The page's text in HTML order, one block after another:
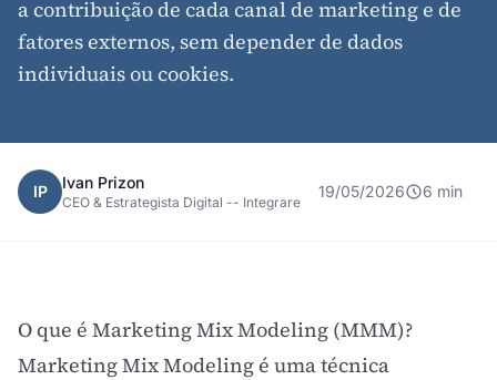
a contribuição de cada canal de marketing e de
fatores externos, sem depender de dados
individuais ou cookies.
IP Ivan Prizon
CEO & Estrategista Digital -- Integrare
19/05/2026 6 min
O que é Marketing Mix Modeling (MMM)?
Marketing Mix Modeling é uma técnica